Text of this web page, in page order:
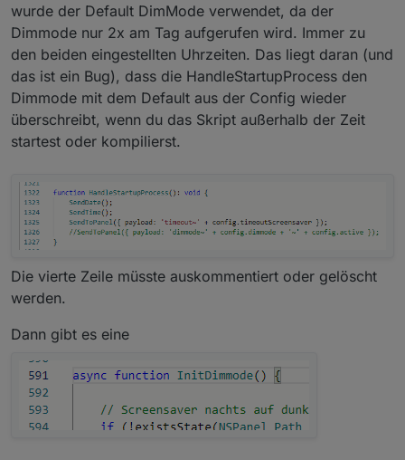
wurde der Default DimMode verwendet, da der
Dimmode nur 2x am Tag aufgerufen wird. Immer zu
den beiden eingestellten Uhrzeiten. Das liegt daran (und
das ist ein Bug), dass die HandleStartupProcess den
Dimmode mit dem Default aus der Config wieder
überschreibt, wenn du das Skript außerhalb der Zeit
startest oder kompilierst.
Die vierte Zeile müsste auskommentiert oder gelöscht
werden.
Dann gibt es eine